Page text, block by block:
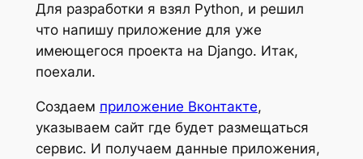
Для разработки я взял Python, и решил
что напишу приложение для уже
имеющегося проекта на Django. Итак,
поехали.
Создаем приложение Вконтакте,
указываем сайт где будет размещаться
сервис. И получаем данные приложения,